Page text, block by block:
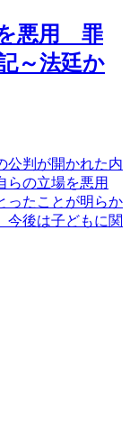
悪用 罪
～法廷か
公判が開かれた内
らの立場を悪用
ったことが明らか
今後は子どもに関